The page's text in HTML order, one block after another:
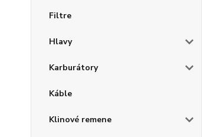
Filtre
Hlavy
Karburátory
Káble
Klinové remene